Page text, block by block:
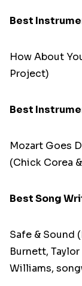
Best
How About
Project)
Best
Mozart Goes
(Chick Corea
Best Song
Safe & Sound
Burnett,
Williams,